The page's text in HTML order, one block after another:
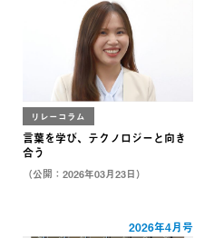
リレーコラム
言葉を学び、テクノロジーと向き
合う
（公開：2026年03月23日）
2026年4月号